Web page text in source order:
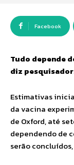
Facebook
Tudo depende
diz
Estimativas
da vacina
de Oxford, até
dependendo de
serão